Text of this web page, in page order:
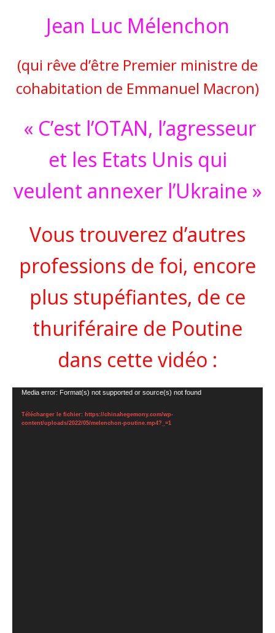
Jean Luc Mélenchon
(qui rêve d’être Premier ministre de
cohabitation de Emmanuel Macron)
« C’est l’OTAN, l’agresseur
et les Etats Unis qui
veulent annexer l’Ukraine »
Vous trouverez d’autres
professions de foi, encore
plus stupéfiantes, de ce
thuriféraire de Poutine
dans cette vidéo :
Lecteur
Media error: Format(s) not supported or source(s) not found
Télécharger le fichier: https://chinahegemony.com/wp-
content/uploads/2022/05/melenchon-poutine.mp4?_=1